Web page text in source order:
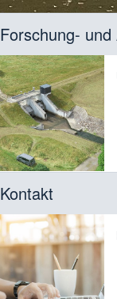
Forschung-
Kontakt